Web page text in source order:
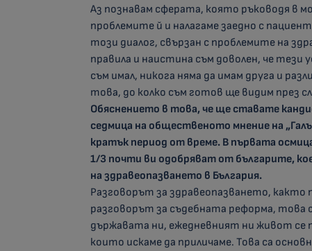
Аз познавам сферата, която ръководя в
проблемите й и налагаме заедно с
този диалог, свързан с проблемите на
правила и наистина съм доволен, че
съм имал, никога няма да имам друга и
това, до колко съм готов ще видим през
Обяснението в това, че ще ставате
седмица на общественото мнение на
кратък период от време. В първата
1/3 почти ви одобряват от българите,
на здравеопазването в България.
Разговорът за здравеопазването, както
разговорът за съдебната реформа,
държавата ни, ежедневният ни живот се
които искаме да приличаме. Това са